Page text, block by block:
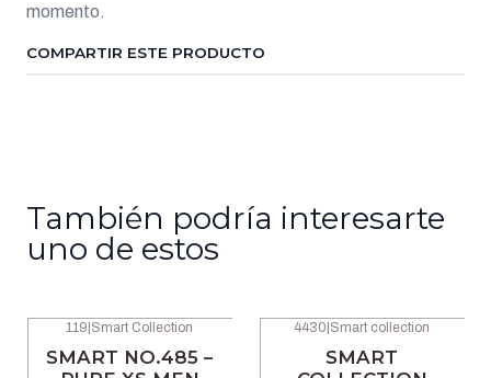
momento.
COMPARTIR ESTE PRODUCTO
También podría interesarte
uno de estos
119 Smart Collection
SMART NO.485 –
4430 Smart collection
SMART